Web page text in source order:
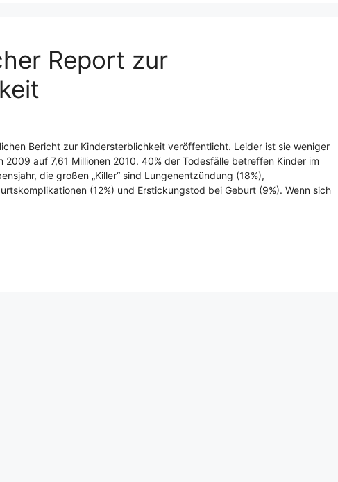
Report zur
Bericht zur Kindersterblichkeit veröffentlicht. Leider ist sie weniger
2009 auf 7,61 Millionen 2010. 40% der Todesfälle betreffen Kinder im
die großen „Killer“ sind Lungenentzündung (18%),
(12%) und Erstickungstod bei Geburt (9%). Wenn sich